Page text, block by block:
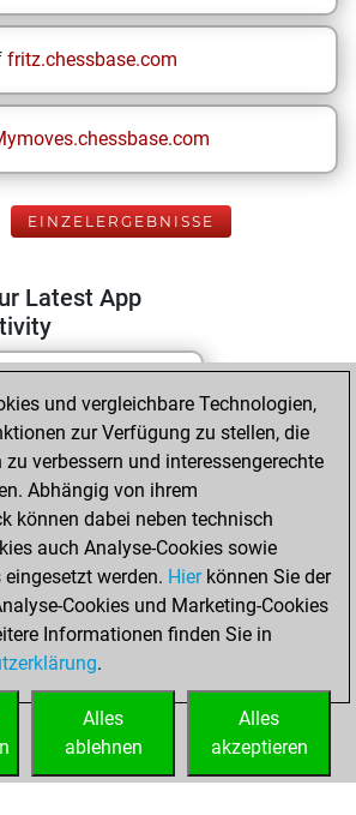
fritz.chessbase.com
EINZELERGEBNISSE
Latest App
Samstag, Mai 2,
2026
You totalled 29
tactics positions
Tactics
You
solved 19 tactics
positions
You achieved
tactics positions
und vergleichbare Technologien,
zur Verfügung zu stellen, die
verbessern und interessengerechte
Abhängig von ihrem
können dabei neben technisch
auch Analyse-Cookies sowie
werden. Hierkönnen Sie der
Cookies und Marketing-Cookies
Informationen finden Sie in
.
Alles
akzeptieren
Alles
ablehnen